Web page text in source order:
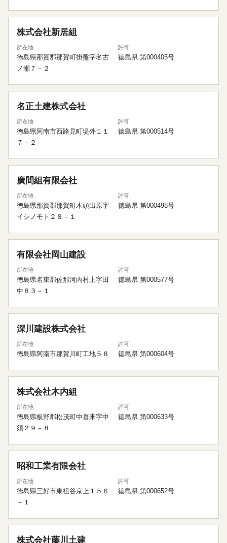
株式会社新居組
所在地
徳島県那賀郡那賀町掛盤字名古
ノ瀬７－２
許可
徳島県 第000405号
名正土建株式会社
所在地
徳島県阿南市西路見町堤外１１
７－２
許可
徳島県 第000514号
廣間組有限会社
所在地
徳島県那賀郡那賀町木頭出原字
イシノモト２８－１
許可
徳島県 第000498号
有限会社岡山建設
所在地
徳島県名東郡佐那河内村上字田
中８３－１
許可
徳島県 第000577号
深川建設株式会社
所在地
徳島県阿南市那賀川町工地５８
許可
徳島県 第000604号
株式会社木内組
所在地
徳島県板野郡松茂町中喜来字中
須２９－８
許可
徳島県 第000633号
昭和工業有限会社
所在地
徳島県三好市東祖谷京上１５６
－１
許可
徳島県 第000652号
株式会社藤川土建